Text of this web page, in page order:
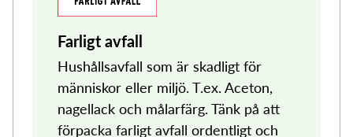
Farligt avfall
Hushållsavfall som är skadligt för
människor eller miljö. T.ex. Aceton,
nagellack och målarfärg. Tänk på att
förpacka farligt avfall ordentligt och